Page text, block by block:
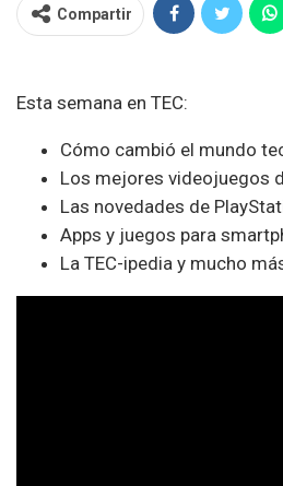
Compartir
Esta semana en TEC:
Cómo cambió el mundo
Los mejores videojuegos
Las novedades de
Apps y juegos para
La TEC-ipedia y mucho